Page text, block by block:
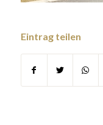
Eintrag teilen